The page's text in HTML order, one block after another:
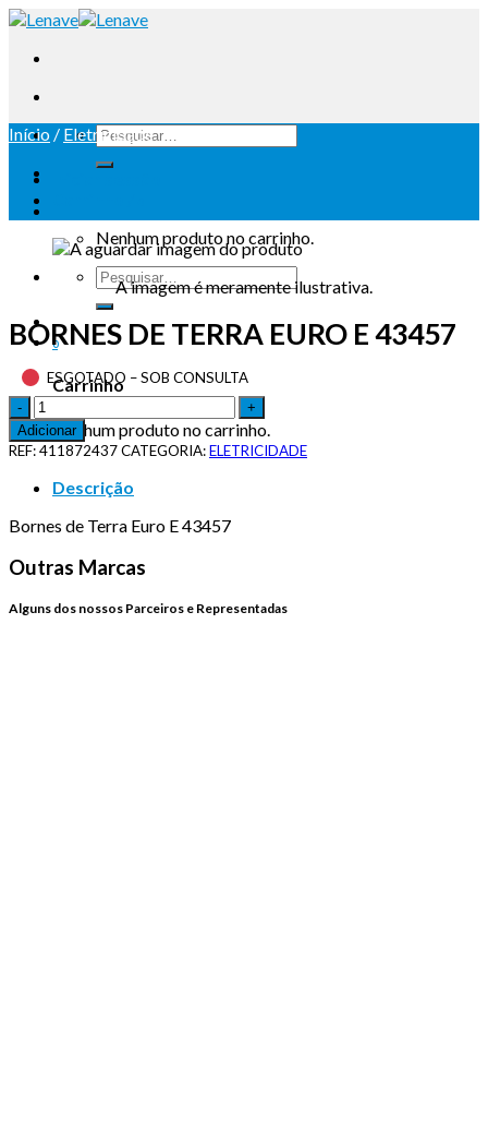
Nenhum produto no carrinho.
0
Carrinho
Nenhum produto no carrinho.
Início / Eletricidade
A imagem é meramente ilustrativa.
BORNES DE TERRA EURO E 43457
ESGOTADO – SOB CONSULTA
Adicionar
REF:411872437CATEGORIA:ELETRICIDADE
Descrição
Bornes de Terra Euro E 43457
Outras Marcas
Alguns dos nossos Parceiros e Representadas